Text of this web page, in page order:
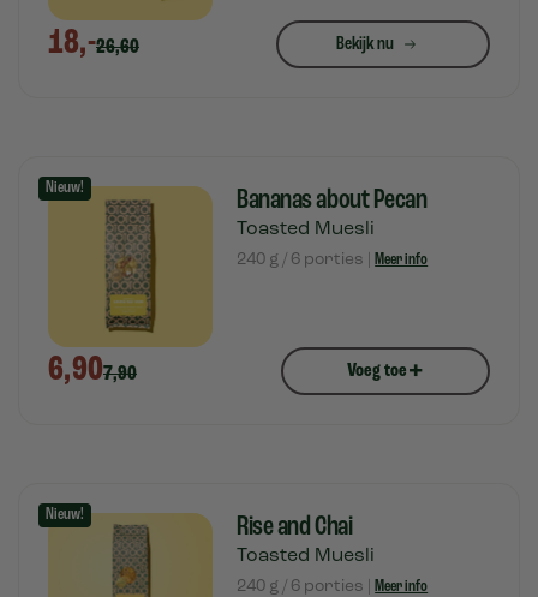
18,-26,60 Bekijk nu
Nieuw! Bananas about Pecan
Toasted Muesli
240 g / 6 porties | Meer info
6,907,90 Voeg toe+
Nieuw! Rise and Chai
Toasted Muesli
240 g / 6 porties | Meer info